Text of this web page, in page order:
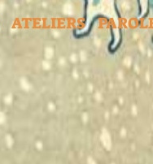
ATELIERS